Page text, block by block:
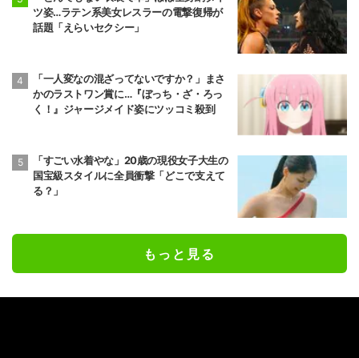
ツ姿…ラテン系美女レスラーの電撃復帰が
話題「えらいセクシー」
「一人変なの混ざってないですか？」まさ
かのラストワン賞に…『ぼっち・ざ・ろっ
く！』ジャージメイド姿にツッコミ殺到
「すごい水着やな」20歳の現役女子大生の
国宝級スタイルに全員衝撃「どこで支えて
る？」
もっと見る